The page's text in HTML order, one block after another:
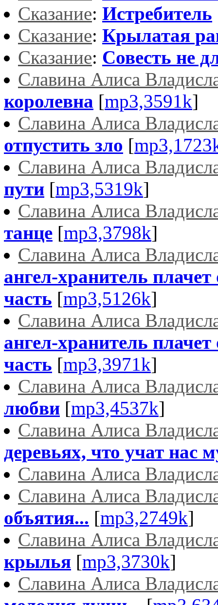
Сказание: Истребитель
Сказание: Крылатая
Сказание: Совесть не
Славина Алиса
королевна [mp3,3591k]
Славина Алиса
отпустить зло [
Славина Алиса
пути [mp3,5319k]
Славина Алиса
танце [mp3,3798k]
Славина Алиса
ангел-хранитель
часть [mp3,5126k]
Славина Алиса
ангел-хранитель
часть [mp3,3971k]
Славина Алиса
любви [mp3,4537k]
Славина Алиса
деревьях, что учат нас
Славина Алиса
Славина Алиса
объятия... [mp3,2749k]
Славина Алиса
крылья [mp3,3730k]
Славина Алиса